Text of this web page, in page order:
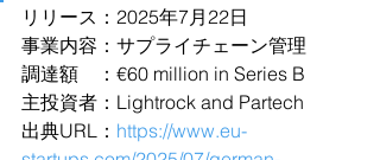
リリース：2025年7月22日
事業内容：サプライチェーン管理
調達額　：€60 million in Series B
主投資者：Lightrock and Partech
出典URL： https://www.eu-